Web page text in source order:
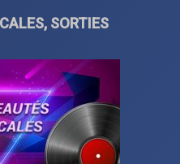
SORTIES